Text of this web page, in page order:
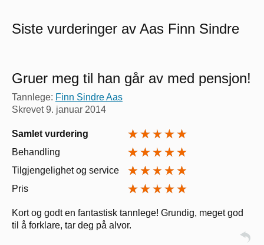
Siste vurderinger av Aas Finn Sindre
Gruer meg til han går av med pensjon!
Tannlege: Finn Sindre Aas
Skrevet9. januar 2014
Samlet vurdering
Behandling
Tilgjengelighet og service
Pris
Kort og godt en fantastisk tannlege! Grundig, meget god
til å forklare, tar deg på alvor.